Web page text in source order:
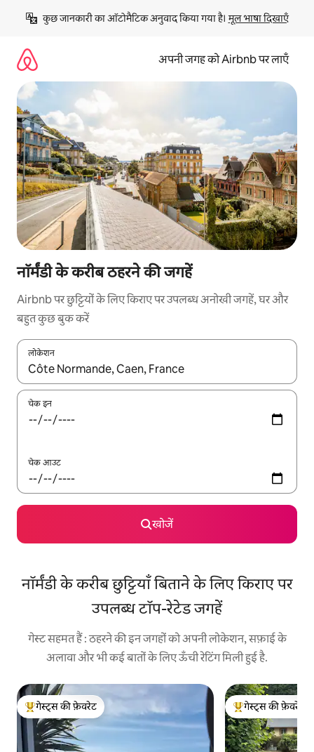
छोड़कर
कॉन्टेंट
कुछ जानकारी का ऑटोमैटिक अनुवाद किया गया है। मूल भाषा दिखाएँ
अपनी जगह को Airbnb पर लाएँ
नॉर्मंडी के करीब ठहरने की जगहें
Airbnb पर छुट्टियों के लिए किराए पर उपलब्ध अनोखी जगहें, घर और
बहुत कुछ बुक करें
लोकेशन
नतीजों के उपलब्ध होने पर, अप और डाउन 'ऐरो की' का इस्तेमाल करके नेविगेट
चेक इन
चेक आउट
खोजें
नॉर्मंडी के करीब छुट्टियाँ बिताने के लिए किराए पर
उपलब्ध टॉप-रेटेड जगहें
गेस्ट सहमत हैं : ठहरने की इन जगहों को अपनी लोकेशन, सफ़ाई के
अलावा और भी कई बातों के लिए ऊँची रेटिंग मिली हुई है.
गेस्ट्स का टॉप फ़ेवरेट
गेस्ट्स की फ़ेवरेट
गेस्ट्स का टॉप फ़ेवरेट
गेस्ट्स की फ़ेवरेट